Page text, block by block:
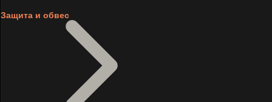
Защита и обвес